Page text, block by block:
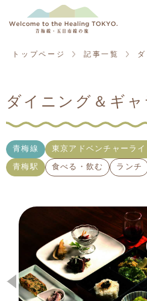
五日市
記事
観る
食べ
泊まる・
季節の特
トップページ 記事一覧
ダイニング＆ギ
青梅線 東京アドベンチャーライ
青梅駅
食べる・飲む ランチ